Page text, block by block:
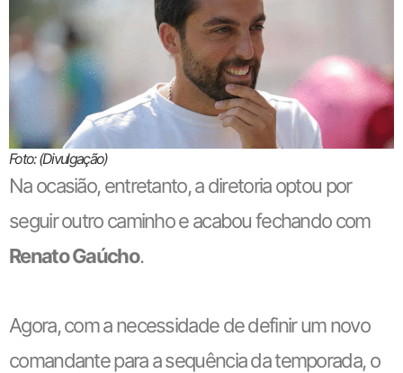
Foto: (Divulgação)
Na ocasião, entretanto, a diretoria optou por
seguir outro caminho e acabou fechando com
Renato Gaúcho.
Agora, com a necessidade de definir um novo
comandante para a sequência da temporada, o